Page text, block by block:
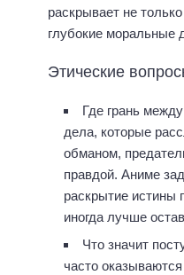
раскрывает не
глубокие моральные
Этические
Где грань
дела, которые
обманом,
правдой. Аниме
раскрытие истины
иногда лучше
Что значит
часто